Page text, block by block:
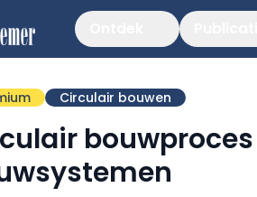
Circulair bouwen